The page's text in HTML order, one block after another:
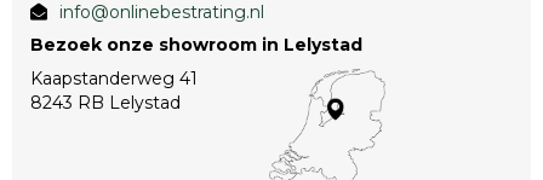
info@onlinebestrating.nl
Bezoek onze showroom in Lelystad
Kaapstanderweg 41
8243 RB Lelystad